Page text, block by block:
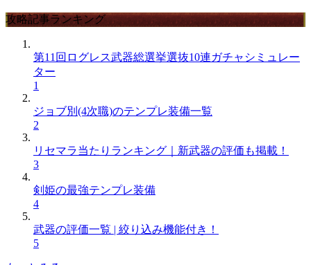
攻略記事ランキング
第11回ログレス武器総選挙選抜10連ガチャシミュレー
ター
1
ジョブ別(4次職)のテンプレ装備一覧
2
リセマラ当たりランキング｜新武器の評価も掲載！
3
剣姫の最強テンプレ装備
4
武器の評価一覧 | 絞り込み機能付き！
5